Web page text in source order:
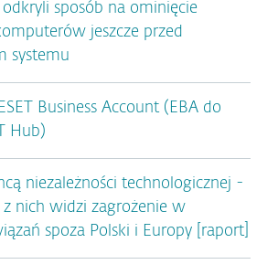
odkryli sposób na ominięcie
jeszcze przed
systemu
Business Account (EBA do
Hub)
niezależności technologicznej -
z nich widzi zagrożenie w
spoza Polski i Europy [raport]